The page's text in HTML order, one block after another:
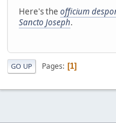
Here's the officium
Sancto Joseph.
GO UP Pages 1